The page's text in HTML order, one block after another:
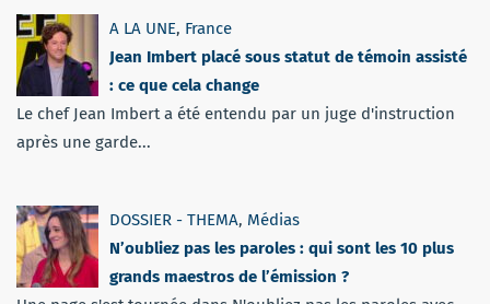
A LA UNE, France
Jean Imbert placé sous statut de témoin assisté
: ce que cela change
Le chef Jean Imbert a été entendu par un juge d'instruction
après une garde...
DOSSIER - THEMA, Médias
N’oubliez pas les paroles : qui sont les 10 plus
grands maestros de l’émission ?